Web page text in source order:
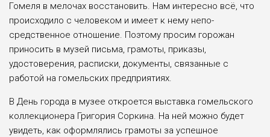
Гомеля в мелочах восстановить. Нам ин­тересно всё, что
происходило с человеком и имеет к нему непо­
средственное отношение. Поэто­му просим горожан
приносить в музей письма, грамоты, прика­зы,
удостоверения, расписки, до­кументы, связанные с
работой на гомельских предприятиях.
В День города в музее откро­ется выставка гомельского
кол­лекционера Григория Сорки­на. На ней можно будет
уви­деть, как оформлялись грамоты за успешное